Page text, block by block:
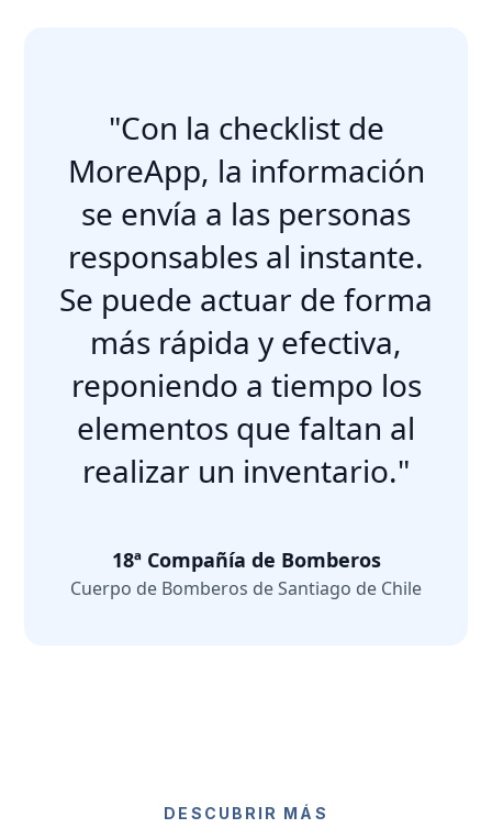
"Con la checklist de
MoreApp, la información
se envía a las personas
responsables al instante.
Se puede actuar de forma
más rápida y efectiva,
reponiendo a tiempo los
elementos que faltan al
realizar un inventario."
18ª Compañía de Bomberos
Cuerpo de Bomberos de Santiago de Chile
DESCUBRIR MÁS